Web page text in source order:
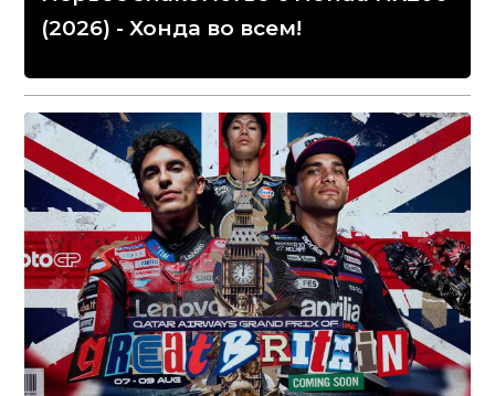
(2026) - Хонда во всем!